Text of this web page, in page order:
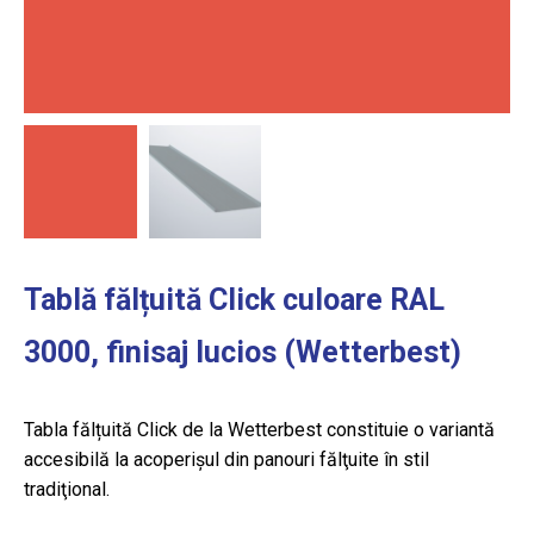
Tablă fălțuită Click culoare RAL
3000, finisaj lucios (Wetterbest)
Tabla fălțuită Click de la Wetterbest constituie o variantă
accesibilă la acoperişul din panouri fălţuite în stil
tradiţional.